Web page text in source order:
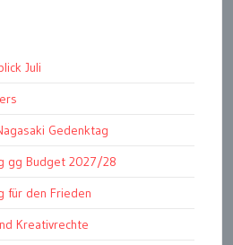
Juli
Gedenktag
gg Budget 2027/28
für den Frieden
Kreativrechte